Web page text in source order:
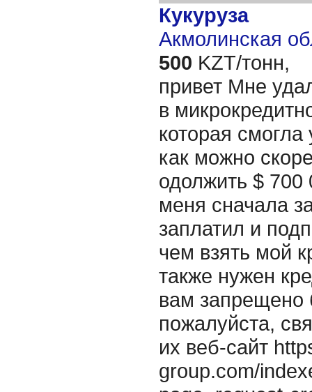
Кукуруза
Акмолинская
500 KZT/тонн,
привет Мне
в
которая
как можно
одолжить $
меня сначала
заплатил и
чем взять мой
также нужен
вам запрещено
пожалуйста,
их веб-сайт
group.com/